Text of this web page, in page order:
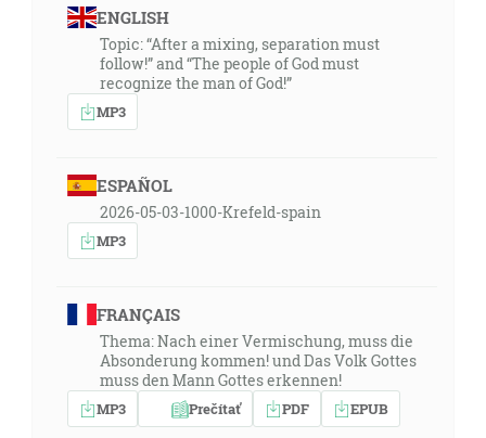
ENGLISH
Topic: “After a mixing, separation must
follow!” and “The people of God must
recognize the man of God!”
MP3
ESPAÑOL
2026-05-03-1000-Krefeld-spain
MP3
FRANÇAIS
Thema: Nach einer Vermischung, muss die
Absonderung kommen! und Das Volk Gottes
muss den Mann Gottes erkennen!
MP3 Prečítať PDF EPUB